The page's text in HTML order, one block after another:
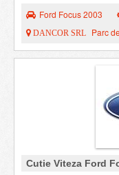
Ford Focus 2003
DANCOR SRL Parc
Cutie Viteza Ford